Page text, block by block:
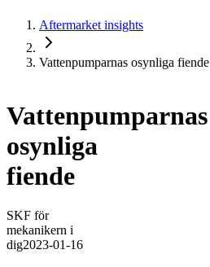
Aftermarket insights
Vattenpumparnas osynliga fiende
Vattenpumparnas
osynliga
fiende
SKF för
mekanikern i
dig2023-01-16